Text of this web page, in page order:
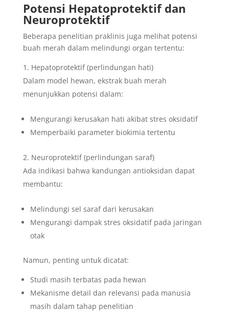
Potensi Hepatoprotektif dan
Neuroprotektif
Beberapa penelitian praklinis juga melihat potensi
buah merah dalam melindungi organ tertentu:
Hepatoprotektif (perlindungan hati)
Dalam model hewan, ekstrak buah merah
menunjukkan potensi dalam:
Mengurangi kerusakan hati akibat stres oksidatif
Memperbaiki parameter biokimia tertentu
Neuroprotektif (perlindungan saraf)
Ada indikasi bahwa kandungan antioksidan dapat
membantu:
Melindungi sel saraf dari kerusakan
Mengurangi dampak stres oksidatif pada jaringan
otak
Namun, penting untuk dicatat:
Studi masih terbatas pada hewan
Mekanisme detail dan relevansi pada manusia
masih dalam tahap penelitian